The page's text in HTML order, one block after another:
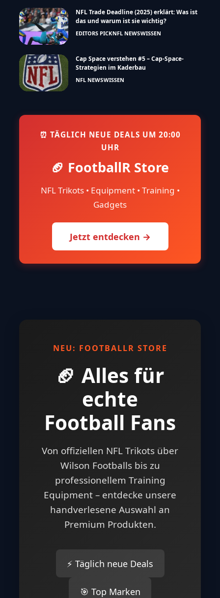
NFL Trade Deadline (2025) erklärt: Was ist
das und warum ist sie wichtig?
EDITORS PICKNFL NEWSWISSEN
Cap Space verstehen #5 – Cap-Space-
Strategien im Kaderbau
NFL NEWSWISSEN
⏰ TÄGLICH NEUE DEALS UM 20:00
UHR
🏈 FootballR Store
NFL Trikots • Equipment • Training •
Gadgets
Jetzt entdecken →
NEU: FOOTBALLR STORE
🏈 Alles für
echte
Football Fans
Von offiziellen NFL Trikots über
Wilson Footballs bis zu
professionellem Training
Equipment – entdecke unsere
handverlesene Auswahl an
Premium Produkten.
⚡ Täglich neue Deals
🎯 Top Marken